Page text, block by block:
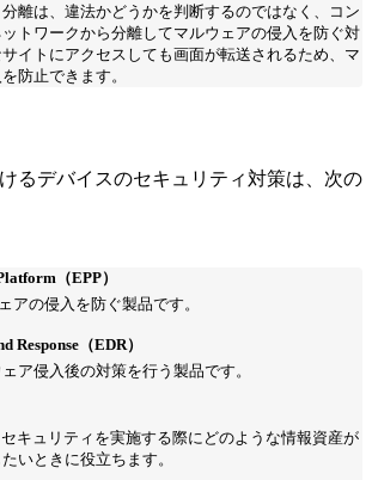
離は、違法かどうかを判断するのではなく、コン
トワークから分離してマルウェアの侵入を防ぐ対
イトにアクセスしても画面が転送されるため、マ
防止できます。
るデバイスのセキュリティ対策は、次の
（EPP）
アの侵入を防ぐ製品です。
Response（EDR）
ア侵入後の対策を行う製品です。
キュリティを実施する際にどのような情報資産が
いときに役立ちます。